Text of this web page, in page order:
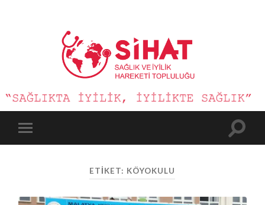
Sağlık
ve
İyilik
mobile
Toggle
ETIKET: KÖYOKULU